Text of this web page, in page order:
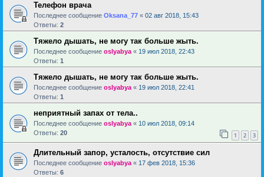
Телефон врача
Последнее сообщение Oksana_77 « 02 авг 2018, 15:43
Ответы: 2
Тяжело дышать, не могу так больше жыть.
Последнее сообщение oslyabya « 19 июл 2018, 22:43
Ответы: 1
Тяжело дышать, не могу так больше жыть.
Последнее сообщение oslyabya « 19 июл 2018, 22:41
Ответы: 1
неприятный запах от тела..
Последнее сообщение oslyabya « 10 июл 2018, 09:14
Ответы: 20 1 2 3
Длительный запор, усталость, отсутствие сил
Последнее сообщение oslyabya « 17 фев 2018, 15:36
Ответы: 6